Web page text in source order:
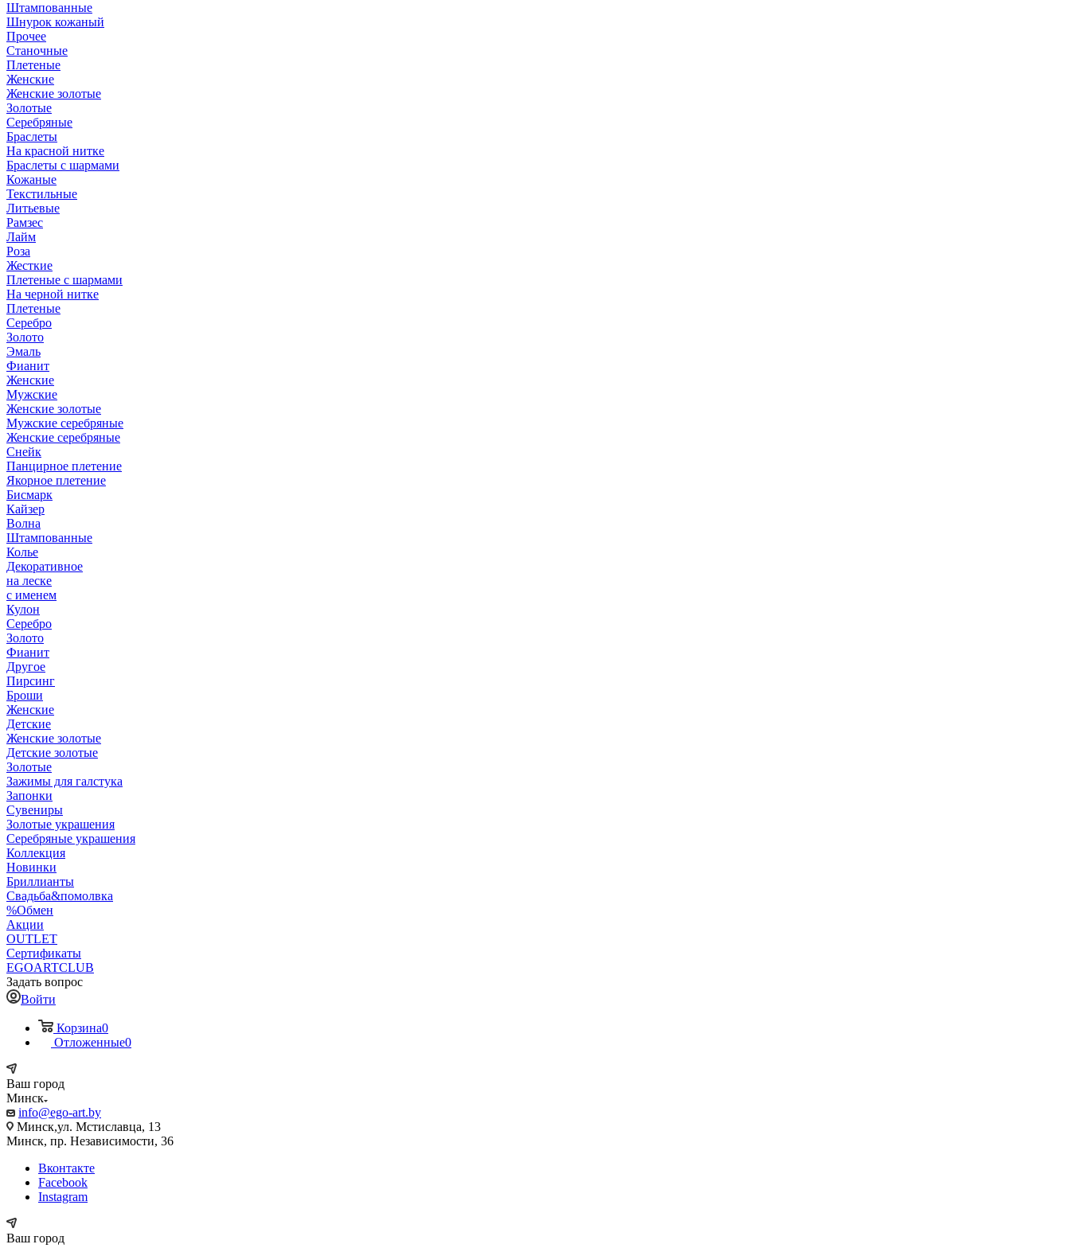
Штампованные
Шнурок кожаный
Прочее
Станочные
Плетеные
Женские
Женские золотые
Золотые
Серебряные
Браслеты
На красной нитке
Браслеты с шармами
Кожаные
Текстильные
Литьевые
Рамзес
Лайм
Роза
Жесткие
Плетеные с шармами
На черной нитке
Плетеные
Серебро
Золото
Эмаль
Фианит
Женские
Мужские
Женские золотые
Мужские серебряные
Женские серебряные
Снейк
Панцирное плетение
Якорное плетение
Бисмарк
Кайзер
Волна
Штампованные
Колье
Декоративное
на леске
с именем
Кулон
Серебро
Золото
Фианит
Другое
Пирсинг
Броши
Женские
Детские
Женские золотые
Детские золотые
Золотые
Зажимы для галстука
Запонки
Сувениры
Золотые украшения
Серебряные украшения
Коллекция
Новинки
Бриллианты
Свадьба&помолвка
%Обмен
Акции
OUTLET
Сертификаты
EGOARTCLUB
Задать вопрос
Войти
Корзина0
Отложенные0
Ваш город
Минск
info@ego-art.by
Минск,ул. Мстиславца, 13
Минск, пр. Независимости, 36
Вконтакте
Facebook
Instagram
Ваш город